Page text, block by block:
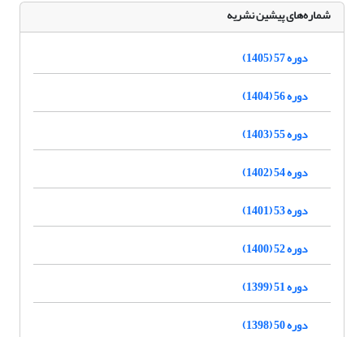
شماره‌های پیشین نشریه
دوره 57 (1405)
دوره 56 (1404)
دوره 55 (1403)
دوره 54 (1402)
دوره 53 (1401)
دوره 52 (1400)
دوره 51 (1399)
دوره 50 (1398)